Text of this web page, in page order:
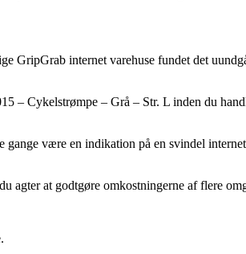
GripGrab internet varehuse fundet det
– Cykelstrømpe – Grå – Str. L inden du
gange være en indikation på en svindel
agter at godtgøre omkostningerne af flere